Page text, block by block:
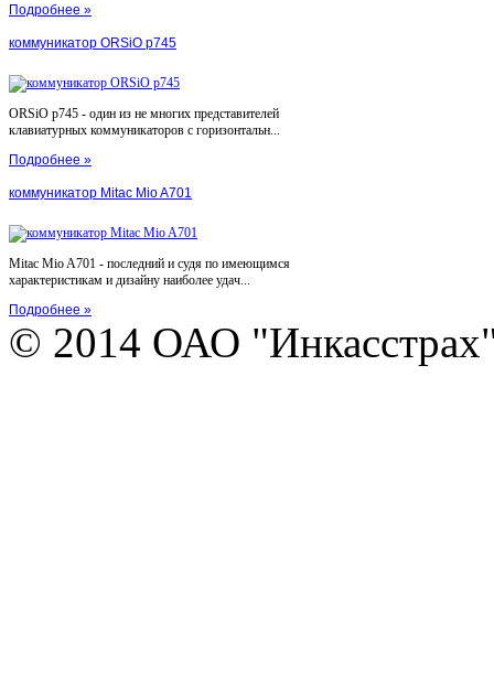
Подробнее »
коммуникатор ORSiO p745
ORSiO p745 - один из не многих представителей
клавиатурных коммуникаторов с горизонтальн...
Подробнее »
коммуникатор Mitac Mio A701
Mitac Mio A701 - последний и судя по имеющимся
характеристикам и дизайну наиболее удач...
Подробнее »
© 2014 ОАО